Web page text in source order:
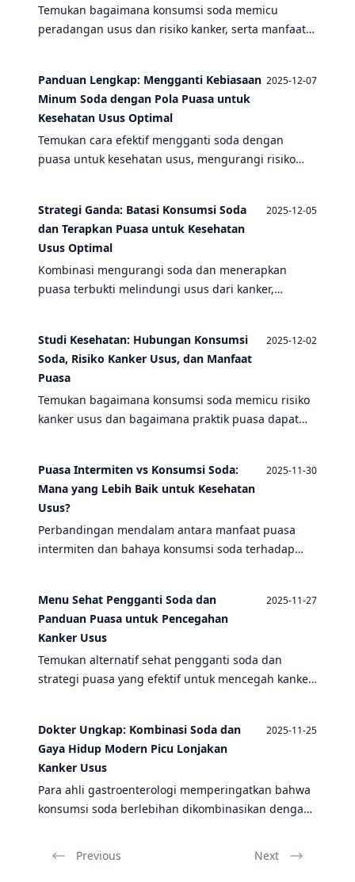
Temukan bagaimana konsumsi soda memicu
peradangan usus dan risiko kanker, serta manfaat
Panduan Lengkap: Mengganti Kebiasaan
Minum Soda dengan Pola Puasa untuk
Kesehatan Usus Optimal
2025-12-07
Temukan cara efektif mengganti soda dengan
puasa untuk kesehatan usus, mengurangi risiko
Strategi Ganda: Batasi Konsumsi Soda
dan Terapkan Puasa untuk Kesehatan
Usus Optimal
2025-12-05
Kombinasi mengurangi soda dan menerapkan
puasa terbukti melindungi usus dari kanker,
Studi Kesehatan: Hubungan Konsumsi
Soda, Risiko Kanker Usus, dan Manfaat
Puasa
2025-12-02
Temukan bagaimana konsumsi soda memicu risiko
kanker usus dan bagaimana praktik puasa dapat
Puasa Intermiten vs Konsumsi Soda:
Mana yang Lebih Baik untuk Kesehatan
Usus?
2025-11-30
Perbandingan mendalam antara manfaat puasa
intermiten dan bahaya konsumsi soda terhadap
secara keseluruhan.
Menu Sehat Pengganti Soda dan
Panduan Puasa untuk Pencegahan
Kanker Usus
2025-11-27
Temukan alternatif sehat pengganti soda dan
strategi puasa yang efektif untuk mencegah kanker
Dokter Ungkap: Kombinasi Soda dan
Gaya Hidup Modern Picu Lonjakan
Kanker Usus
2025-11-25
Para ahli gastroenterologi memperingatkan bahwa
konsumsi soda berlebihan dikombinasikan dengan
Previous Next